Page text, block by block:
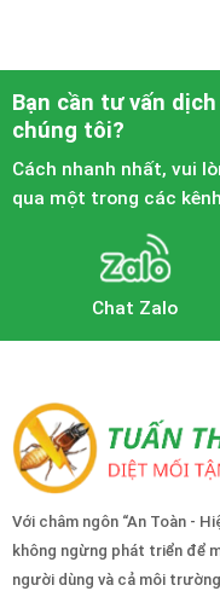
Bạn cần tư vấn
chúng tôi?
Cách nhanh nhất, vui
qua một trong các
Chat Zalo
Với châm ngôn “An Toàn -
không ngừng phát triển để
người dùng và cả môi